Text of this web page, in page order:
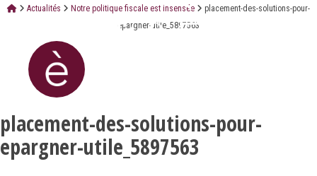
Actualités Notre politique fiscale est insensée
placement-des-solutions-pour-
epargner-utile_5897563
placement-des-solutions-pour-
epargner-utile_5897563